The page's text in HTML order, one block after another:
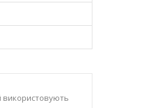
використовують